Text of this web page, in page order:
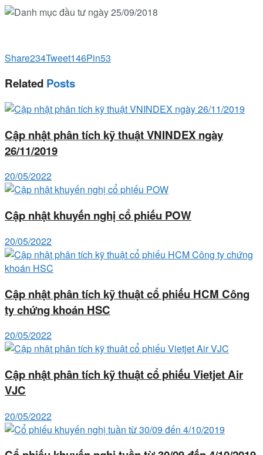
Share234Tweet146Pin53
Related Posts
Cập nhật phân tích kỹ thuật VNINDEX ngày
26/11/2019
20/05/2022
Cập nhật khuyến nghị cổ phiếu POW
20/05/2022
Cập nhật phân tích kỹ thuật cổ phiếu HCM Công
ty chứng khoán HSC
20/05/2022
Cập nhật phân tích kỹ thuật cổ phiếu Vietjet Air
VJC
20/05/2022